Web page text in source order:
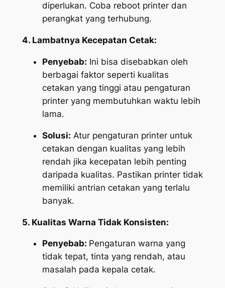
diperlukan. Coba reboot printer dan
perangkat yang terhubung.
4. Lambatnya Kecepatan Cetak:
Penyebab: Ini bisa disebabkan oleh
berbagai faktor seperti kualitas
cetakan yang tinggi atau pengaturan
printer yang membutuhkan waktu lebih
lama.
Solusi: Atur pengaturan printer untuk
cetakan dengan kualitas yang lebih
rendah jika kecepatan lebih penting
daripada kualitas. Pastikan printer tidak
memiliki antrian cetakan yang terlalu
banyak.
5. Kualitas Warna Tidak Konsisten:
Penyebab: Pengaturan warna yang
tidak tepat, tinta yang rendah, atau
masalah pada kepala cetak.